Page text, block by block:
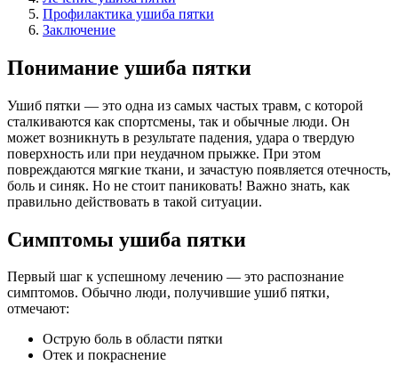
Профилактика ушиба пятки
Заключение
Понимание ушиба пятки
Ушиб пятки — это одна из самых частых травм, с которой
сталкиваются как спортсмены, так и обычные люди. Он
может возникнуть в результате падения, удара о твердую
поверхность или при неудачном прыжке. При этом
повреждаются мягкие ткани, и зачастую появляется отечность,
боль и синяк. Но не стоит паниковать! Важно знать, как
правильно действовать в такой ситуации.
Симптомы ушиба пятки
Первый шаг к успешному лечению — это распознание
симптомов. Обычно люди, получившие ушиб пятки,
отмечают:
Острую боль в области пятки
Отек и покраснение